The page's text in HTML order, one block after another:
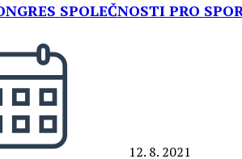
SPOLEČNOSTI PRO
12. 8. 2021